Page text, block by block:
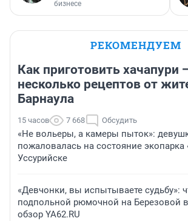
бизнесе
РЕКОМЕНДУЕМ
Как приготовить хачапури
несколько рецептов от
Барнаула
15 часов 7 668 Обсудить
«Не вольеры, а камеры пыток»:
пожаловалась на состояние экопарка
Уссурийске
«Девчонки, вы испытываете судьбу»:
подпольной рюмочной на Березовой
обзор YA62.RU